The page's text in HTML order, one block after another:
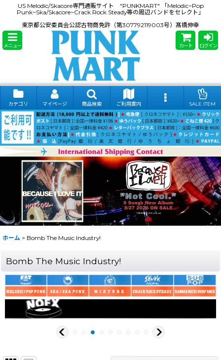
US Melodic/Skacore専門通販サイト "PUNKMART" 「Melodic~Pop
Punk~Ska/Skacore~Crack Rock Steady等の周辺バンドをセレクト」
東京都公安委員会公認古物商免許（第307792119003号）髙橋伸幸
メニュー カート ログイン
カテゴリ マイページ 商品検索 ご利用案内 SALE ITEM
ホーム > Bomb The Music Industry!
Bomb The Music Industry!